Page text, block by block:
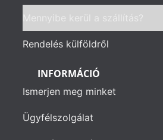
Mennyibe kerül a szállítás?
Rendelés külföldről
INFORMÁCIÓ
Ismerjen meg minket
Ügyfélszolgálat